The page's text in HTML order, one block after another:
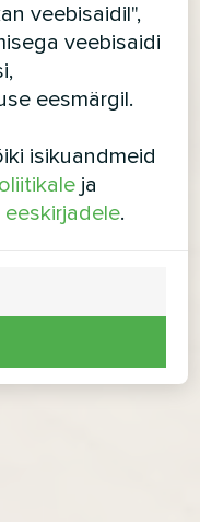
veebisaidil",
veebisaidi
eesmärgil.
isikuandmeid
ja
.